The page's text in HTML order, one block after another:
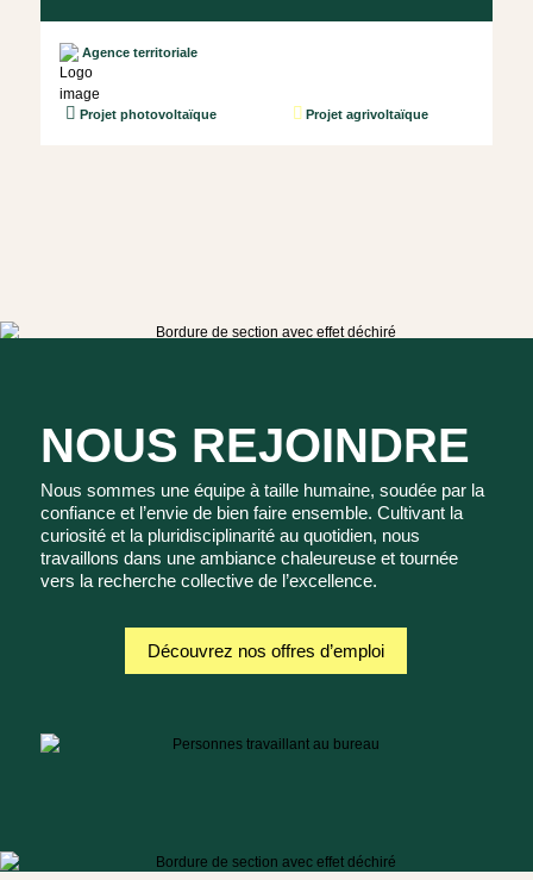
Agence territoriale
Projet photovoltaïque Projet agrivoltaïque
NOUS REJOINDRE
Nous sommes une équipe à taille humaine, soudée par la
confiance et l’envie de bien faire ensemble. Cultivant la
curiosité et la pluridisciplinarité au quotidien, nous
travaillons dans une ambiance chaleureuse et tournée
vers la recherche collective de l’excellence.
Découvrez nos offres d’emploi